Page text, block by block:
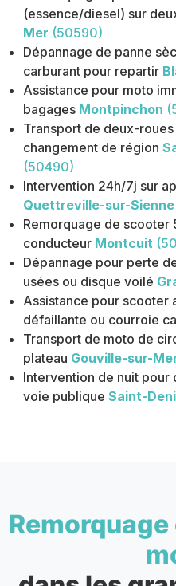
(essence/diesel) sur
Mer (50590)
Dépannage de panne
carburant pour repartir
Assistance pour moto
bagages Montpinchon
Transport de deux-
changement de région
(50490)
Intervention 24h/7j sur
Quettreville-sur-Sienne
Remorquage de scooter
conducteur Montcuit
Dépannage pour perte
usées ou disque voilé
Assistance pour scooter
défaillante ou courroie
Transport de moto de
plateau Gouville-sur-
Intervention de nuit pour
voie publique Saint-